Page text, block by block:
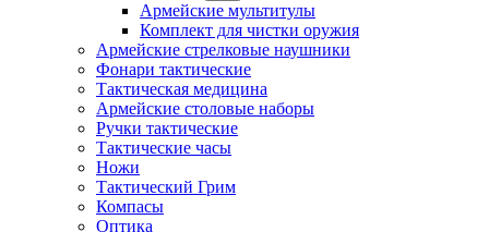
Армейские мультитулы
Комплект для чистки оружия
Армейские стрелковые наушники
Фонари тактические
Тактическая медицина
Армейские столовые наборы
Ручки тактические
Тактические часы
Ножи
Тактический Грим
Компасы
Оптика